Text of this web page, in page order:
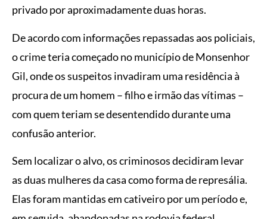
privado por aproximadamente duas horas.
De acordo com informações repassadas aos policiais,
o crime teria começado no município de Monsenhor
Gil, onde os suspeitos invadiram uma residência à
procura de um homem – filho e irmão das vítimas –
com quem teriam se desentendido durante uma
confusão anterior.
Sem localizar o alvo, os criminosos decidiram levar
as duas mulheres da casa como forma de represália.
Elas foram mantidas em cativeiro por um período e,